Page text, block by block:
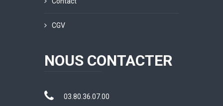
CGV
NOUS CONTACTER
03.80.36.07.00